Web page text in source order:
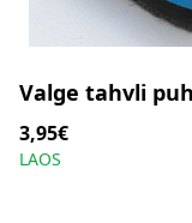
Valge tahvli
3,95€
LAOS